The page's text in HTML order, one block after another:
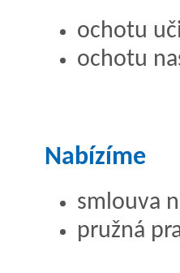
ochotu
ochotu
Nabízíme
smlouva
pružná